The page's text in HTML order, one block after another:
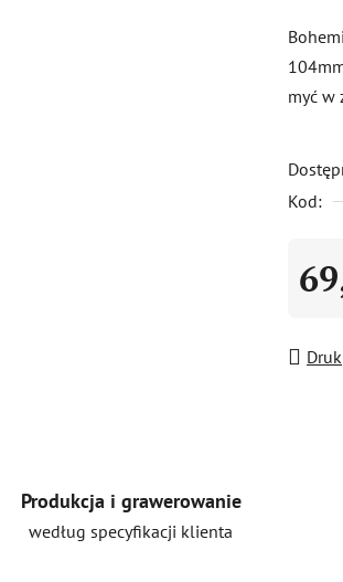
wynosi
0,0
na
myć w
Kod:
Druk
Produkcja i grawerowanie
według specyfikacji klienta